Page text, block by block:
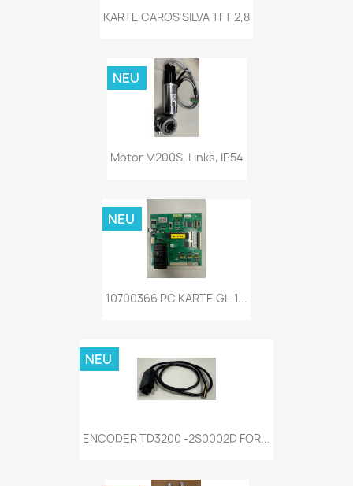
KARTE CAROS SILVA TFT 2,8
Motor M200S, Links, IP54
NEU
10700366 PC KARTE GL-1...
NEU
ENCODER TD3200 -2S0002D FOR...
NEU